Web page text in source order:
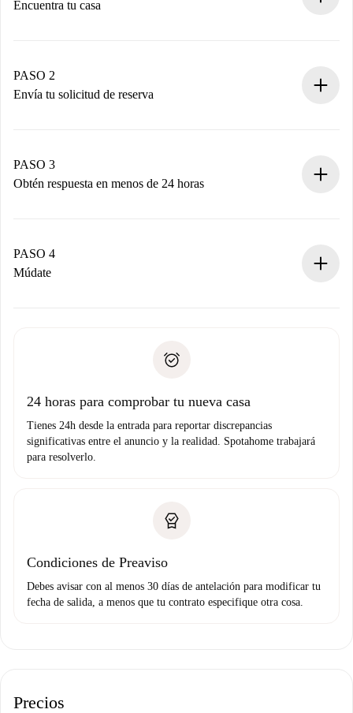
Encuentra tu casa
Tienes toda la información necesaria por adelantado.
PASO 2
Envía tu solicitud de reserva
propietario acepte.
PASO 3
Obtén respuesta en menos de 24 horas
contacto con el propietario.
Si es rechazada: No te haremos ningún cargo y te
Prueba de solvencia
PASO 4
Múdate
no nos comunicas ningún problema.
24 horas para comprobar tu nueva casa
Tienes 24h desde la entrada para reportar discrepancias
significativas entre el anuncio y la realidad. Spotahome trabajará
para resolverlo.
Condiciones de Preaviso
Debes avisar con al menos 30 días de antelación para modificar tu
fecha de salida, a menos que tu contrato especifique otra cosa.
Precios